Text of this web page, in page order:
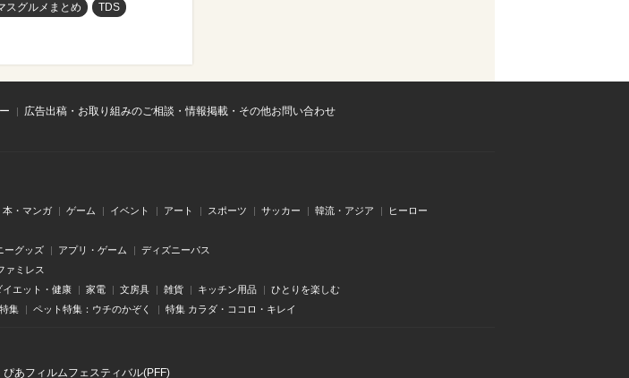
スグルメまとめ TDS
広告出稿・お取り組みのご相談・情報掲載・その他お問い合わせ
本・マンガ ゲーム イベント アート スポーツ サッカー 韓流・アジア ヒーロー
ーグッズ アプリ・ゲーム ディズニーパス
ァミレス
イエット・健康 家電 文房具 雑貨 キッチン用品 ひとりを楽しむ
集 ペット特集：ウチのかぞく 特集 カラダ・ココロ・キレイ
ぴあフィルムフェスティバル(PFF)